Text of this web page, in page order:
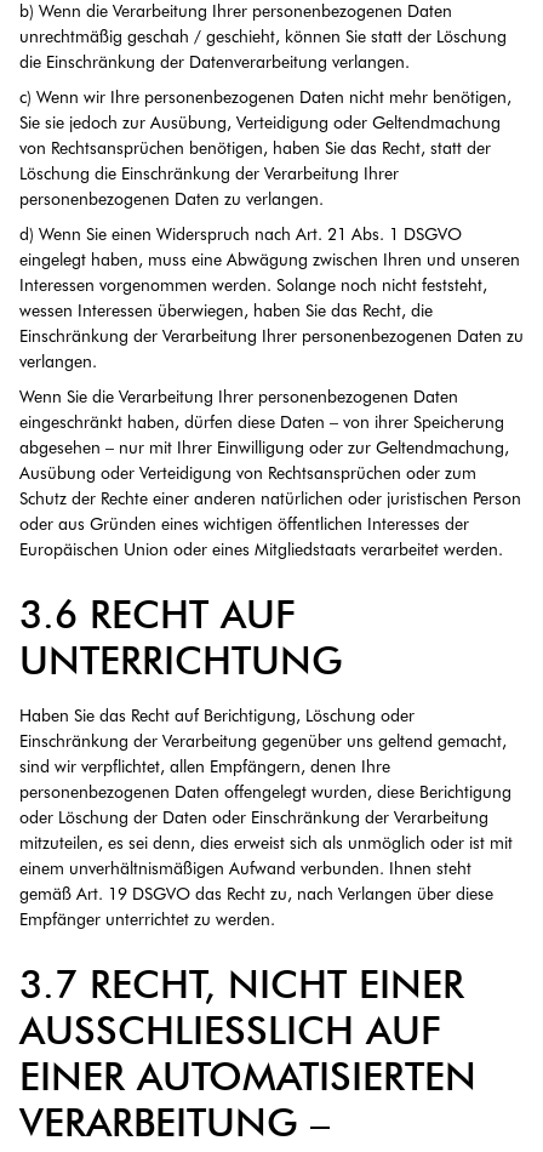
b) Wenn die Verarbeitung Ihrer personenbezogenen Daten
unrechtmäßig geschah / geschieht, können Sie statt der Löschung
die Einschränkung der Datenverarbeitung verlangen.
c) Wenn wir Ihre personenbezogenen Daten nicht mehr benötigen,
Sie sie jedoch zur Ausübung, Verteidigung oder Geltendmachung
von Rechtsansprüchen benötigen, haben Sie das Recht, statt der
Löschung die Einschränkung der Verarbeitung Ihrer
personenbezogenen Daten zu verlangen.
d) Wenn Sie einen Widerspruch nach Art. 21 Abs. 1 DSGVO
eingelegt haben, muss eine Abwägung zwischen Ihren und unseren
Interessen vorgenommen werden. Solange noch nicht feststeht,
wessen Interessen überwiegen, haben Sie das Recht, die
Einschränkung der Verarbeitung Ihrer personenbezogenen Daten zu
verlangen.
Wenn Sie die Verarbeitung Ihrer personenbezogenen Daten
eingeschränkt haben, dürfen diese Daten – von ihrer Speicherung
abgesehen – nur mit Ihrer Einwilligung oder zur Geltendmachung,
Ausübung oder Verteidigung von Rechtsansprüchen oder zum
Schutz der Rechte einer anderen natürlichen oder juristischen Person
oder aus Gründen eines wichtigen öffentlichen Interesses der
Europäischen Union oder eines Mitgliedstaats verarbeitet werden.
3.6 RECHT AUF
UNTERRICHTUNG
Haben Sie das Recht auf Berichtigung, Löschung oder
Einschränkung der Verarbeitung gegenüber uns geltend gemacht,
sind wir verpflichtet, allen Empfängern, denen Ihre
personenbezogenen Daten offengelegt wurden, diese Berichtigung
oder Löschung der Daten oder Einschränkung der Verarbeitung
mitzuteilen, es sei denn, dies erweist sich als unmöglich oder ist mit
einem unverhältnismäßigen Aufwand verbunden. Ihnen steht
gemäß Art. 19 DSGVO das Recht zu, nach Verlangen über diese
Empfänger unterrichtet zu werden.
3.7 RECHT, NICHT EINER
AUSSCHLIESSLICH AUF E
INER AUTOMATISIERTEN V
ERARBEITUNG – E